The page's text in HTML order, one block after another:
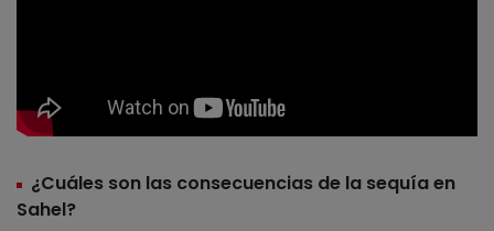
¿Cuáles son las consecuencias de la sequía en
Sahel?